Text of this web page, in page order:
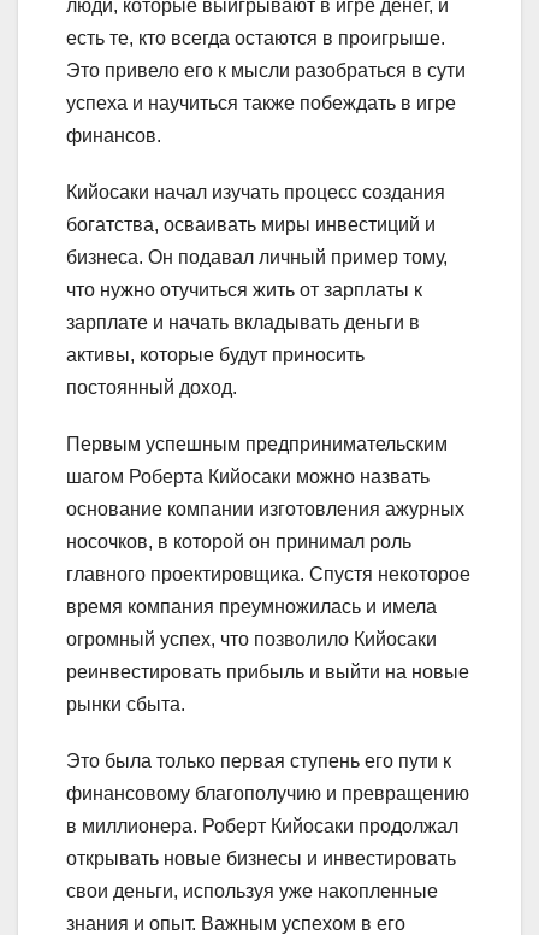
люди, которые выигрывают в игре денег, и
есть те, кто всегда остаются в проигрыше.
Это привело его к мысли разобраться в сути
успеха и научиться также побеждать в игре
финансов.
Кийосаки начал изучать процесс создания
богатства, осваивать миры инвестиций и
бизнеса. Он подавал личный пример тому,
что нужно отучиться жить от зарплаты к
зарплате и начать вкладывать деньги в
активы, которые будут приносить
постоянный доход.
Первым успешным предпринимательским
шагом Роберта Кийосаки можно назвать
основание компании изготовления ажурных
носочков, в которой он принимал роль
главного проектировщика. Спустя некоторое
время компания преумножилась и имела
огромный успех, что позволило Кийосаки
реинвестировать прибыль и выйти на новые
рынки сбыта.
Это была только первая ступень его пути к
финансовому благополучию и превращению
в миллионера. Роберт Кийосаки продолжал
открывать новые бизнесы и инвестировать
свои деньги, используя уже накопленные
знания и опыт. Важным успехом в его